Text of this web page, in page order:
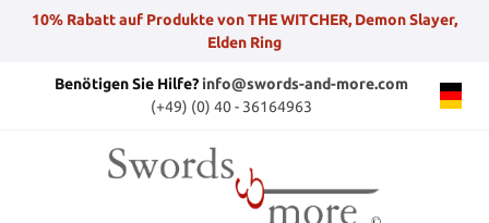
10% Rabatt auf Produkte von THE WITCHER, Demon Slayer,
Elden Ring
Benötigen Sie Hilfe?info@swords-and-more.com
(+49) (0) 40 - 36164963